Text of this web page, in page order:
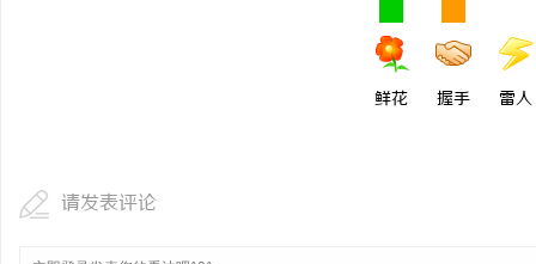
鲜花 握手 雷人
请发表评论